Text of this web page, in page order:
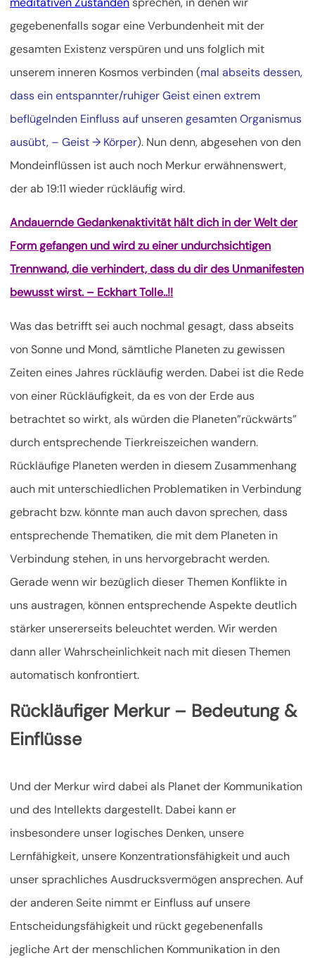
gegebenenfalls sogar eine Verbundenheit mit der
gesamten Existenz verspüren und uns folglich mit
unserem inneren Kosmos verbinden (mal abseits dessen,
dass ein entspannter/ruhiger Geist einen extrem
beflügelnden Einfluss auf unseren gesamten Organismus
ausübt, – Geist → Körper). Nun denn, abgesehen von den
Mondeinflüssen ist auch noch Merkur erwähnenswert,
der ab 19:11 wieder rückläufig wird.
Andauernde Gedankenaktivität hält dich in der Welt der
Form gefangen und wird zu einer undurchsichtigen
Trennwand, die verhindert, dass du dir des Unmanifesten
bewusst wirst. – Eckhart Tolle..!!
Was das betrifft sei auch nochmal gesagt, dass abseits
von Sonne und Mond, sämtliche Planeten zu gewissen
Zeiten eines Jahres rückläufig werden. Dabei ist die Rede
von einer Rückläufigkeit, da es von der Erde aus
betrachtet so wirkt, als würden die Planeten”rückwärts”
durch entsprechende Tierkreiszeichen wandern.
Rückläufige Planeten werden in diesem Zusammenhang
auch mit unterschiedlichen Problematiken in Verbindung
gebracht bzw. könnte man auch davon sprechen, dass
entsprechende Thematiken, die mit dem Planeten in
Verbindung stehen, in uns hervorgebracht werden.
Gerade wenn wir bezüglich dieser Themen Konflikte in
uns austragen, können entsprechende Aspekte deutlich
stärker unsererseits beleuchtet werden. Wir werden
dann aller Wahrscheinlichkeit nach mit diesen Themen
automatisch konfrontiert.
Rückläufiger Merkur – Bedeutung &
Einflüsse
Und der Merkur wird dabei als Planet der Kommunikation
und des Intellekts dargestellt. Dabei kann er
insbesondere unser logisches Denken, unsere
Lernfähigkeit, unsere Konzentrationsfähigkeit und auch
unser sprachliches Ausdrucksvermögen ansprechen. Auf
der anderen Seite nimmt er Einfluss auf unsere
Entscheidungsfähigkeit und rückt gegebenenfalls
jegliche Art der menschlichen Kommunikation in den